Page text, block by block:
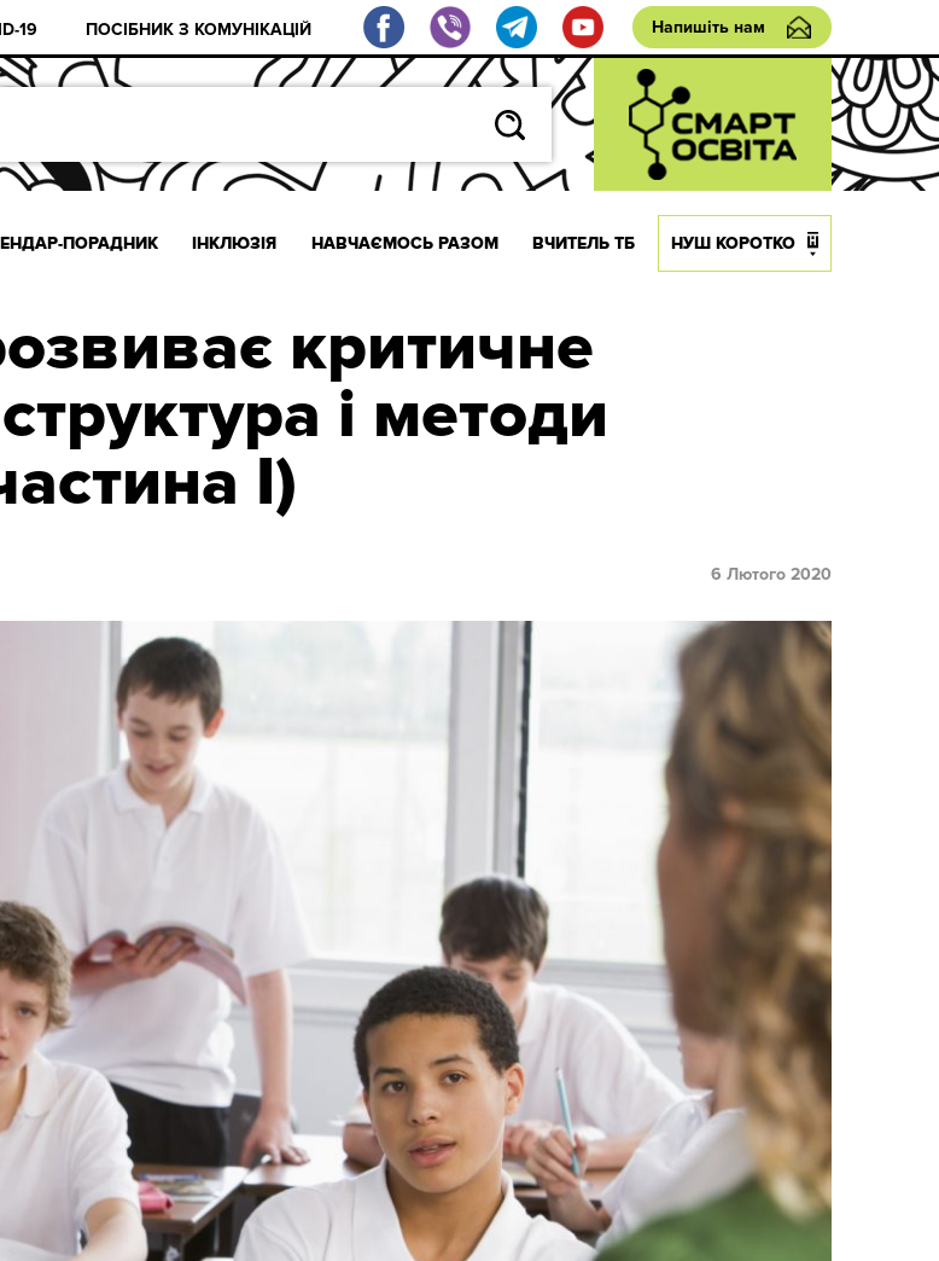
19 ПОСІБНИК З КОМУНІКАЦІЙ Напишіть нам
ПОРАДНИК ІНКЛЮЗІЯ НАВЧАЄМОСЬ РАЗОМ ВЧИТЕЛЬ ТБ НУШ КОРОТКО
критичне
і методи
I)
6 Лютого 2020